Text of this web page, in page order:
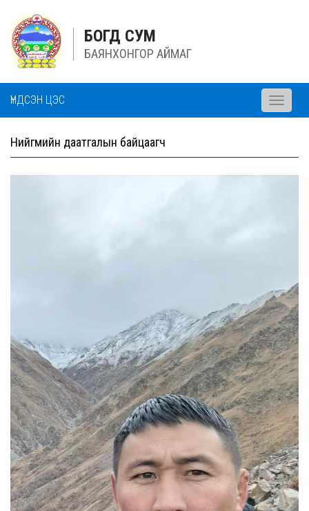
БОГД СУМ
БАЯНХОНГОР АЙМАГ
ҮНДСЭН ЦЭС
Toggle
Нийгмийн даатгалын байцаагч